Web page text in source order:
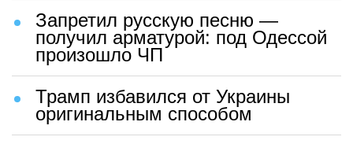
Запретил русскую песню —
получил арматурой: под Одессой
произошло ЧП
Трамп избавился от Украины
оригинальным способом